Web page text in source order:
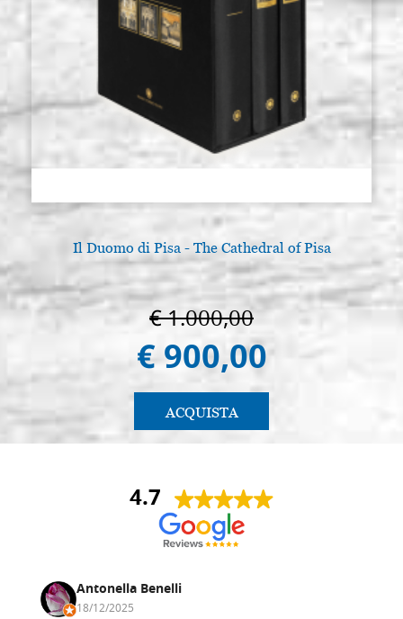
Il Duomo di Pisa - The Cathedral of Pisa
€ 1.000,00
€ 900,00
ACQUISTA
4.7
Antonella Benelli
18/12/2025